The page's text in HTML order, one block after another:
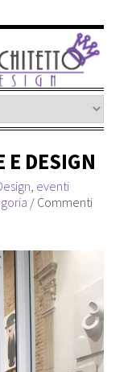
E DESIGN
eventi
/ Commenti